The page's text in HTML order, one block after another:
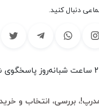
دنبال کنید.
بررسی، انتخاب و